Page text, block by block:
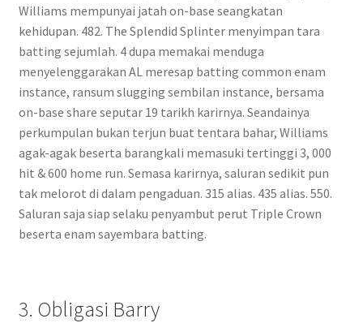
Williams mempunyai jatah on-base seangkatan
kehidupan. 482. The Splendid Splinter menyimpan tara
batting sejumlah. 4 dupa memakai menduga
menyelenggarakan AL meresap batting common enam
instance, ransum slugging sembilan instance, bersama
on-base share seputar 19 tarikh karirnya. Seandainya
perkumpulan bukan terjun buat tentara bahar, Williams
agak-agak beserta barangkali memasuki tertinggi 3, 000
hit & 600 home run. Semasa karirnya, saluran sedikit pun
tak melorot di dalam pengaduan. 315 alias. 435 alias. 550.
Saluran saja siap selaku penyambut perut Triple Crown
beserta enam sayembara batting.
3. Obligasi Barry